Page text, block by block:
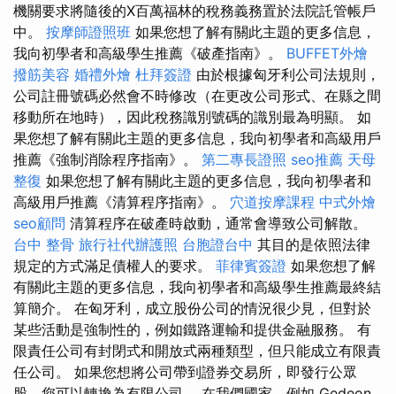
機關要求將隨後的X百萬福林的稅務義務置於法院託管帳戶
中。 按摩師證照班 如果您想了解有關此主題的更多信息，
我向初學者和高級學生推薦《破產指南》。 BUFFET外燴
撥筋美容 婚禮外燴 杜拜簽證 由於根據匈牙利公司法規則，
公司註冊號碼必然會不時修改（在更改公司形式、在縣之間
移動所在地時），因此稅務識別號碼的識別最為明顯。 如
果您想了解有關此主題的更多信息，我向初學者和高級用戶
推薦《強制消除程序指南》。 第二專長證照 seo推薦 天母
整復 如果您想了解有關此主題的更多信息，我向初學者和
高級用戶推薦《清算程序指南》。 穴道按摩課程 中式外燴
seo顧問 清算程序在破產時啟動，通常會導致公司解散。
台中 整骨 旅行社代辦護照 台胞證台中 其目的是依照法律
規定的方式滿足債權人的要求。 菲律賓簽證 如果您想了解
有關此主題的更多信息，我向初學者和高級學生推薦最終結
算簡介。 在匈牙利，成立股份公司的情況很少見，但對於
某些活動是強制性的，例如鐵路運輸和提供金融服務。 有
限責任公司有封閉式和開放式兩種類型，但只能成立有限責
任公司。 如果您想將公司帶到證券交易所，即發行公眾